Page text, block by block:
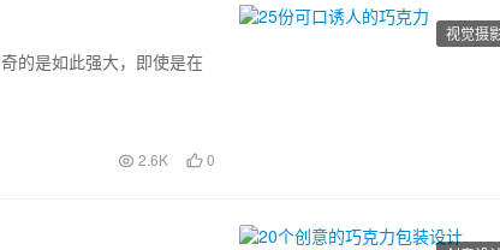
视觉摄
的是如此强大，即使是在
2.6K 0